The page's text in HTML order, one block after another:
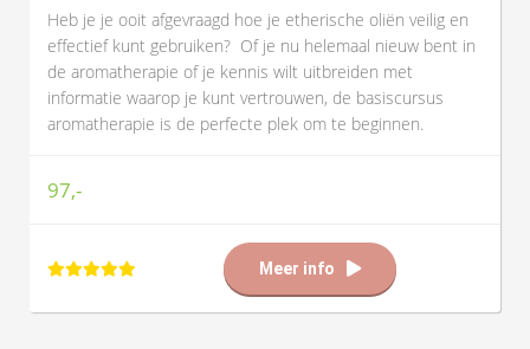
Heb je je ooit afgevraagd hoe je etherische oliën veilig en
effectief kunt gebruiken? Of je nu helemaal nieuw bent in
de aromatherapie of je kennis wilt uitbreiden met
informatie waarop je kunt vertrouwen, de basiscursus
aromatherapie is de perfecte plek om te beginnen.
97,-
Meer info